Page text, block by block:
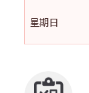
星期日